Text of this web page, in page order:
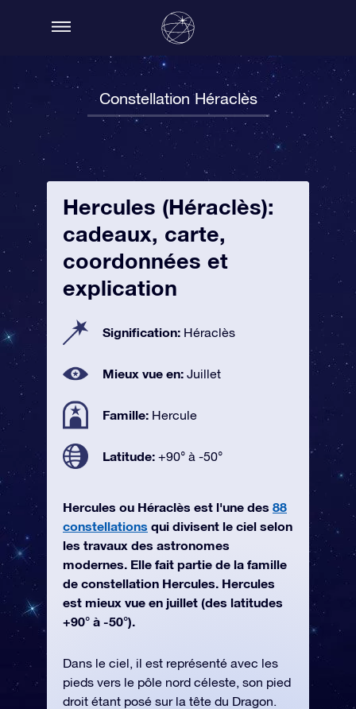
Constellation Héraclès
Hercules (Héraclès):
cadeaux, carte,
coordonnées et
explication
Signification: Héraclès
Mieux vue en: Juillet
Famille: Hercule
Latitude: +90° à -50°
Hercules ou Héraclès est l'une des 88
constellations qui divisent le ciel selon
les travaux des astronomes
modernes. Elle fait partie de la famille
de constellation Hercules. Hercules
est mieux vue en juillet (des latitudes
+90° à -50°).
Dans le ciel, il est représenté avec les
pieds vers le pôle nord céleste, son pied
droit étant posé sur la tête du Dragon.